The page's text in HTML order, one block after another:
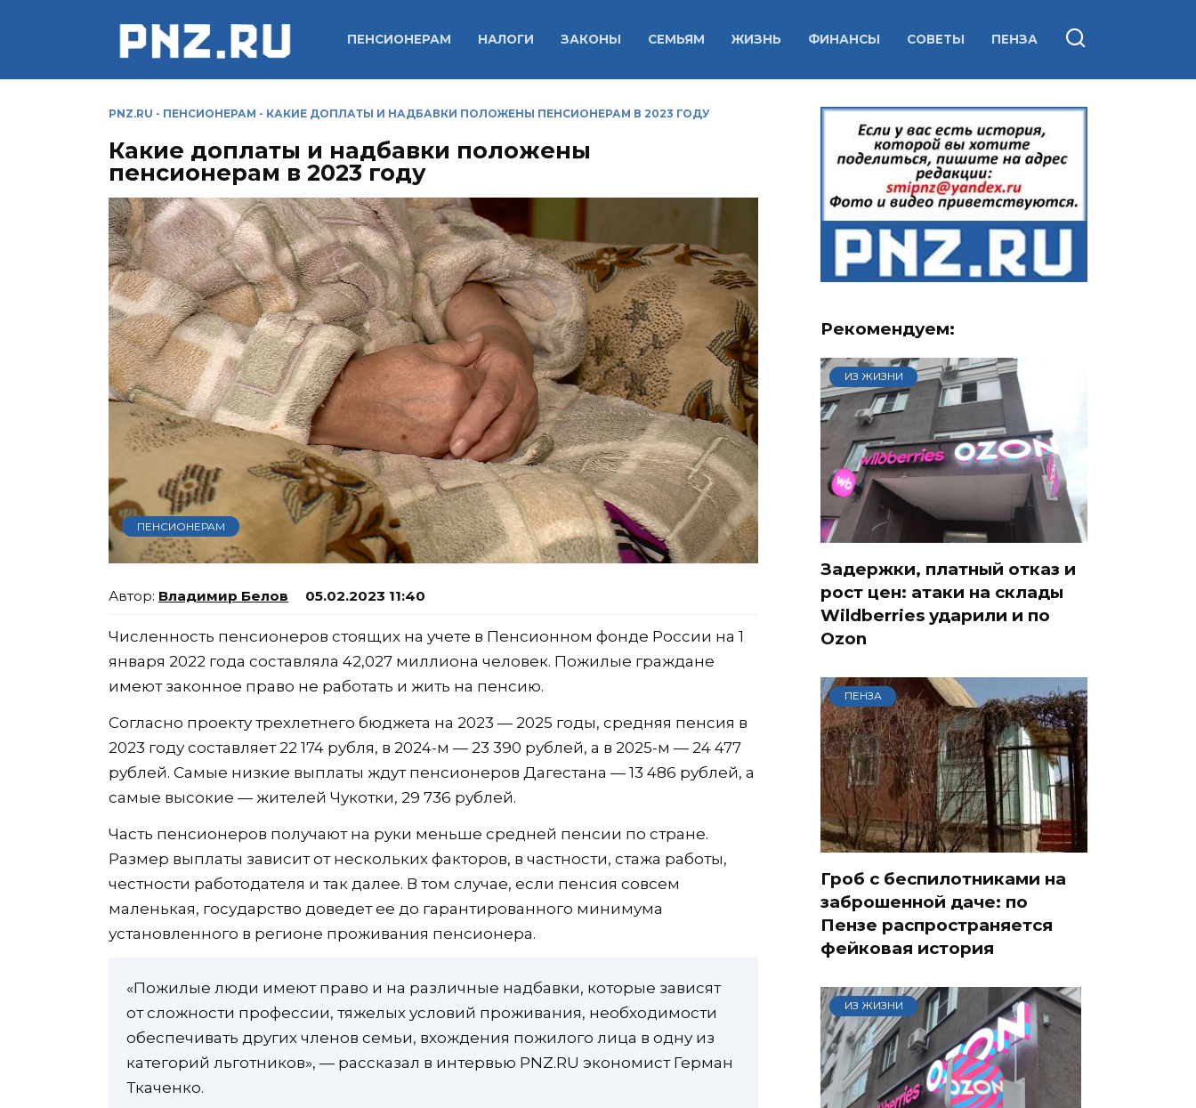
ПЕНСИОНЕРАМ НАЛОГИ ЗАКОНЫ СЕМЬЯМ ЖИЗНЬ ФИНАНСЫ СОВЕТЫ ПЕНЗА
PNZ.RU - ПЕНСИОНЕРАМ - КАКИЕ ДОПЛАТЫ И НАДБАВКИ ПОЛОЖЕНЫ ПЕНСИОНЕРАМ В 2023 ГОДУ
Какие доплаты и надбавки положены
пенсионерам в 2023 году
ПЕНСИОНЕРАМ
Владимир Белов 05.02.2023 11:40
Численность пенсионеров стоящих на учете в Пенсионном фонде России на 1
января 2022 года составляла 42,027 миллиона человек. Пожилые граждане
имеют законное право не работать и жить на пенсию.
Согласно проекту трехлетнего бюджета на 2023 — 2025 годы, средняя пенсия в
2023 году составляет 22 174 рубля, в 2024-м — 23 390 рублей, а в 2025-м — 24 477
рублей. Самые низкие выплаты ждут пенсионеров Дагестана — 13 486 рублей, а
самые высокие — жителей Чукотки, 29 736 рублей.
Часть пенсионеров получают на руки меньше средней пенсии по стране.
Размер выплаты зависит от нескольких факторов, в частности, стажа работы,
честности работодателя и так далее. В том случае, если пенсия совсем
маленькая, государство доведет ее до гарантированного минимума
установленного в регионе проживания пенсионера.
«Пожилые люди имеют право и на различные надбавки, которые зависят
от сложности профессии, тяжелых условий проживания, необходимости
обеспечивать других членов семьи, вхождения пожилого лица в одну из
категорий льготников», — рассказал в интервью PNZ.RU экономист Герман
Ткаченко.
Рекомендуем:
ИЗ ЖИЗНИ
Задержки, платный отказ и
рост цен: атаки на склады
Wildberries ударили и по
Ozon
ПЕНЗА
Гроб с беспилотниками на
заброшенной даче: по
Пензе распространяется
фейковая история
ИЗ ЖИЗНИ